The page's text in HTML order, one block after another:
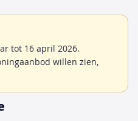
tot 16 april 2026.
willen zien,